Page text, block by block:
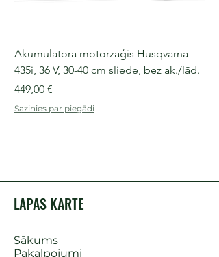
Akumulatora motorzāģis Husqvarna
435i, 36 V, 30-40 cm sliede, bez ak./lād.
Cena
449,00 €
Sazinies par piegādi
LAPAS KARTE
Sākums
Pakalpojumi